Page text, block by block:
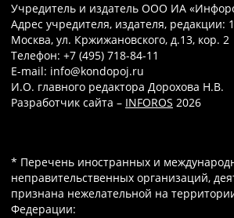
Учредитель и издатель ООО ИА
Адрес учредителя, издателя, редакции:
Москва, ул. Кржижановского, д.13, кор. 2
Телефон: +7 (495) 718-84-11
E-mail: info@kondopoj.ru
И.О. главного редактора Дорохова Н.В.
Разработчик сайта – INFOROS 2026
* Перечень иностранных и
неправительственных организаций,
признана нежелательной на
Федерации: